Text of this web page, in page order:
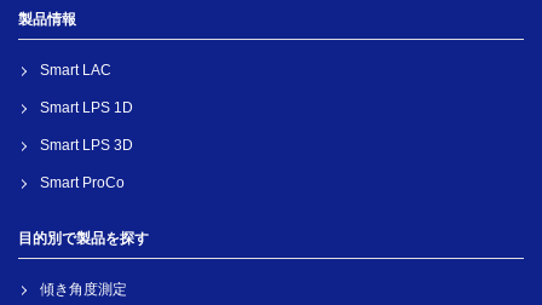
製品情報
Smart LAC
Smart LPS 1D
Smart LPS 3D
Smart ProCo
目的別で製品を探す
傾き角度測定